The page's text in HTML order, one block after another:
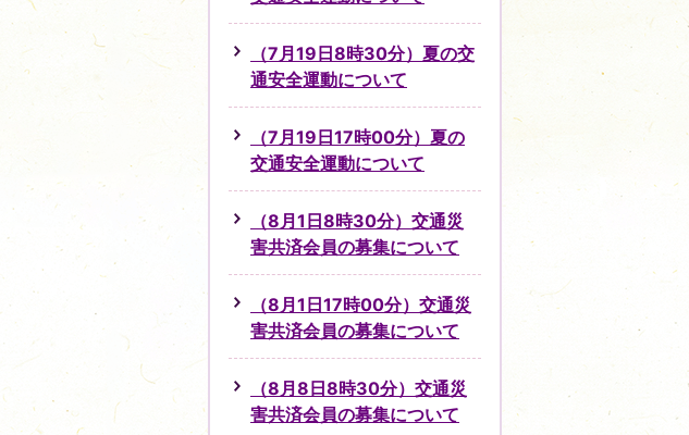
（7月19日8時30分）夏の交
通安全運動について
（7月19日17時00分）夏の
交通安全運動について
（8月1日8時30分）交通災
害共済会員の募集について
（8月1日17時00分）交通災
害共済会員の募集について
（8月8日8時30分）交通災
害共済会員の募集について